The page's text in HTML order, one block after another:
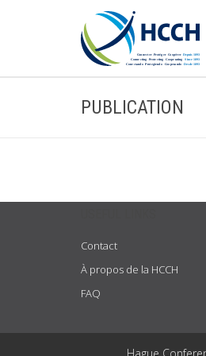
PUBLICATION
Contact
À propos de la HCCH
FAQ